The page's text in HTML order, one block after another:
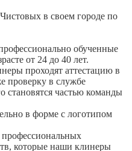
в своем городе по
обученные
от 24 до 40 лет.
проходят аттестацию в
проверку в службе
становятся частью команды
в форме с логотипом
которые наши клинеры